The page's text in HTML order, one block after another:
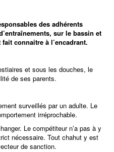
des adhérents
sur le bassin et
connaitre à l’encadrant.
et sous les douches, le
de ses parents.
surveillés par un adulte. Le
irréprochable.
Le compétiteur n’a pas à y
nécessaire. Tout chahut y est
de sanction.